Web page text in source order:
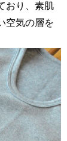
おり、素肌
空気の層を